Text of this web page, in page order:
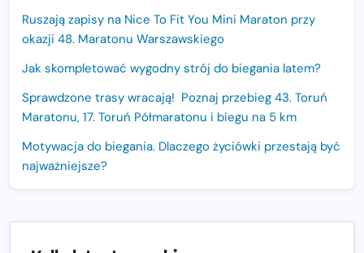
Ruszają zapisy na Nice To Fit You Mini Maraton przy
okazji 48. Maratonu Warszawskiego
Jak skompletować wygodny strój do biegania latem?
Sprawdzone trasy wracają! Poznaj przebieg 43. Toruń
Maratonu, 17. Toruń Półmaratonu i biegu na 5 km
Motywacja do biegania. Dlaczego życiówki przestają być
najważniejsze?